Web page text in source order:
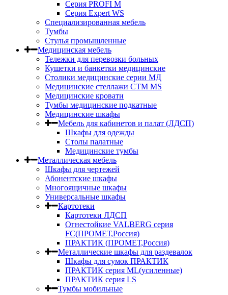
Серия PROFI M
Серия Expert WS
Специализированная мебель
Тумбы
Стулья промышленные
Медицинская мебель
Тележки для перевозки больных
Кушетки и банкетки медицинские
Столики медицинские серии МД
Медицинские стеллажи СТМ MS
Медицинские кровати
Тумбы медицинские подкатные
Медицинские шкафы
Мебель для кабинетов и палат (ЛДСП)
Шкафы для одежды
Столы палатные
Медицинские тумбы
Металлическая мебель
Шкафы для чертежей
Абонентские шкафы
Многоящичные шкафы
Универсальные шкафы
Картотеки
Картотеки ЛДСП
Огнестойкие VALBERG серия
FC(ПРОМЕТ,Россия)
ПРАКТИК (ПРОМЕТ,Россия)
Металлические шкафы для раздевалок
Шкафы для сумок ПРАКТИК
ПРАКТИК серия ML(усиленные)
ПРАКТИК серия LS
Тумбы мобильные